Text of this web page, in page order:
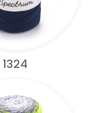
1324